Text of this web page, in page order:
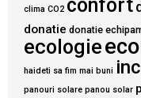
clima CO2 confort
donatie donatie
ecologie
haideti sa fim mai buni
panouri solare panou solar